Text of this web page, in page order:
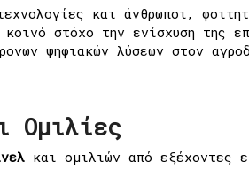
και άνθρωποι,
στόχο την ενίσχυση της
ψηφιακών λύσεων στον
Ομιλίες
και ομιλιών από εξέχοντες